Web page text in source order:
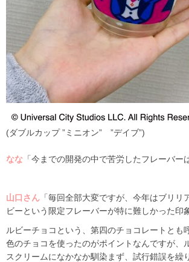
(ダブルカップ ”ミニオン” ”デイブ”)
なな 「今までの開発の中で苦労したフレーバー
山口さん 「毎回全部大変ですが、今年はブリリ
ビーという限定フレーバーが特に難しかった印
ルビーチョコという、第四のチョコレートとも
色のチョコを使ったのがポイントなんですが、
スクリームになかなか馴染まず、試行錯誤を繰